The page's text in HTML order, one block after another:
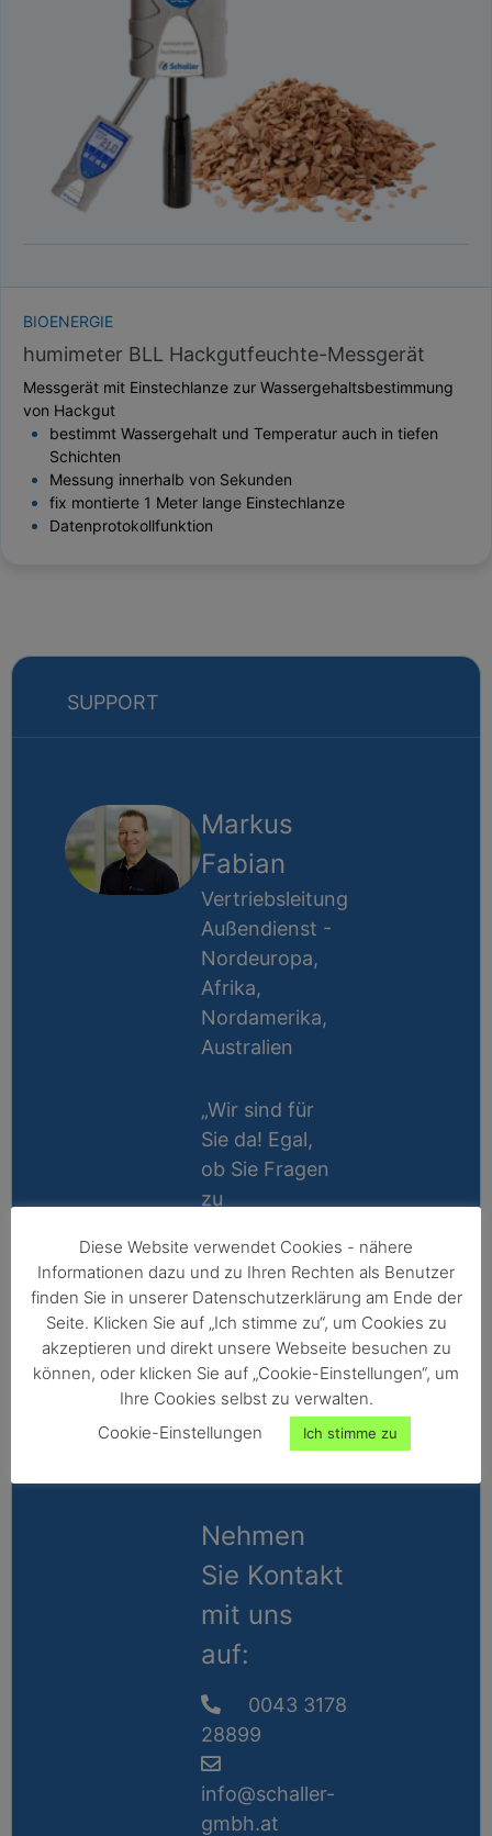
GEWICHT / MASSE
BIOENERGIE
humimeter BLL Hackgutfeuchte-Messgerät
Messgerät mit Einstechlanze zur Wassergehaltsbestimmung
von Hackgut
bestimmt Wassergehalt und Temperatur auch in tiefen
Schichten
Messung innerhalb von Sekunden
fix montierte 1 Meter lange Einstechlanze
Datenprotokollfunktion
SUPPORT
Markus
Fabian
Vertriebsleitung
Außendienst -
Nordeuropa,
Afrika,
Nordamerika,
Australien
„Wir sind für
Sie da! Egal,
ob Sie Fragen
zu
Kalibrierung,
Zubehör oder
Technik
haben, wir
helfen gerne
persönlich
weiter!“
Nehmen
Sie Kontakt
mit uns
auf:
0043 3178
28899
info@schaller-
gmbh.at
Lifetime
Support
10 Jahre
Reparatur-
Diese Website verwendet Cookies - nähere
Informationen dazu und zu Ihren Rechten als Benutzer
finden Sie in unserer Datenschutzerklärung am Ende der
Seite. Klicken Sie auf „Ich stimme zu“, um Cookies zu
akzeptieren und direkt unsere Webseite besuchen zu
können, oder klicken Sie auf „Cookie-Einstellungen“, um
Ihre Cookies selbst zu verwalten.
Cookie-Einstellungen
Ich stimme zu